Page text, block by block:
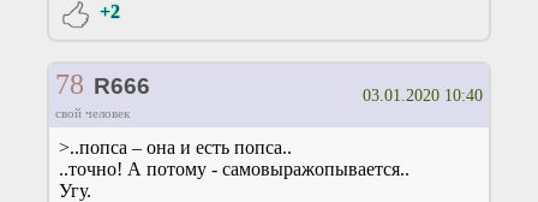
+2
78 R666
свой человек
03.01.2020 10:40
>..попса – она и есть попса..
..точно! А потому - самовыражопывается..
Угу.